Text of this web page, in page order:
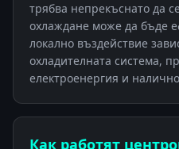
трябва непрекъснато да
охлаждане може да бъде
локално въздействие
охладителната система,
електроенергия и
Как работят